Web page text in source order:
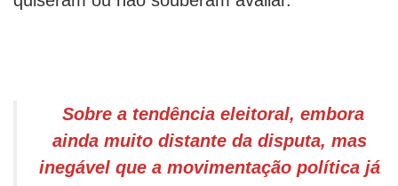
Sobre a tendência eleitoral, embora
ainda muito distante da disputa, mas
inegável que a movimentação política já